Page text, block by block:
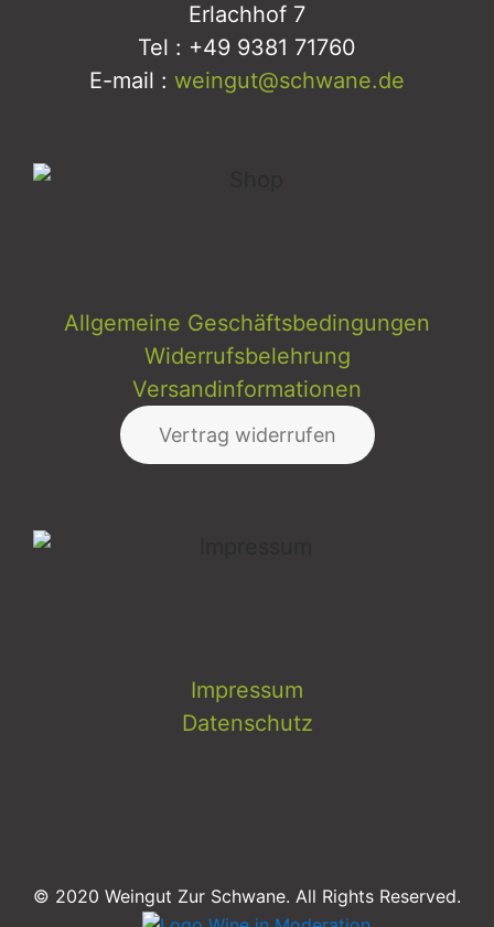
Erlachhof 7
Tel : +49 9381 71760
E-mail : weingut@schwane.de
Allgemeine Geschäftsbedingungen
Widerrufsbelehrung
Versandinformationen
Vertrag widerrufen
Impressum
Datenschutz
© 2020 Weingut Zur Schwane. All Rights Reserved.